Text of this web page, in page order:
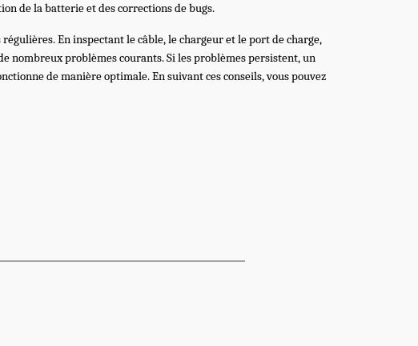
de la batterie et des corrections de bugs.
En inspectant le câble, le chargeur et le port de charge,
nombreux problèmes courants. Si les problèmes persistent, un
de manière optimale. En suivant ces conseils, vous pouvez